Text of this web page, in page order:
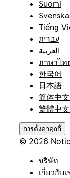
Suomi
Svenska
Tiếng
עברית
العربية
ภาษาไท
한국어
日本語
简体中文
繁體中文
การตั้งค่าคุกกี้
© 2026
บริษัท
เกี่ยวกับเ